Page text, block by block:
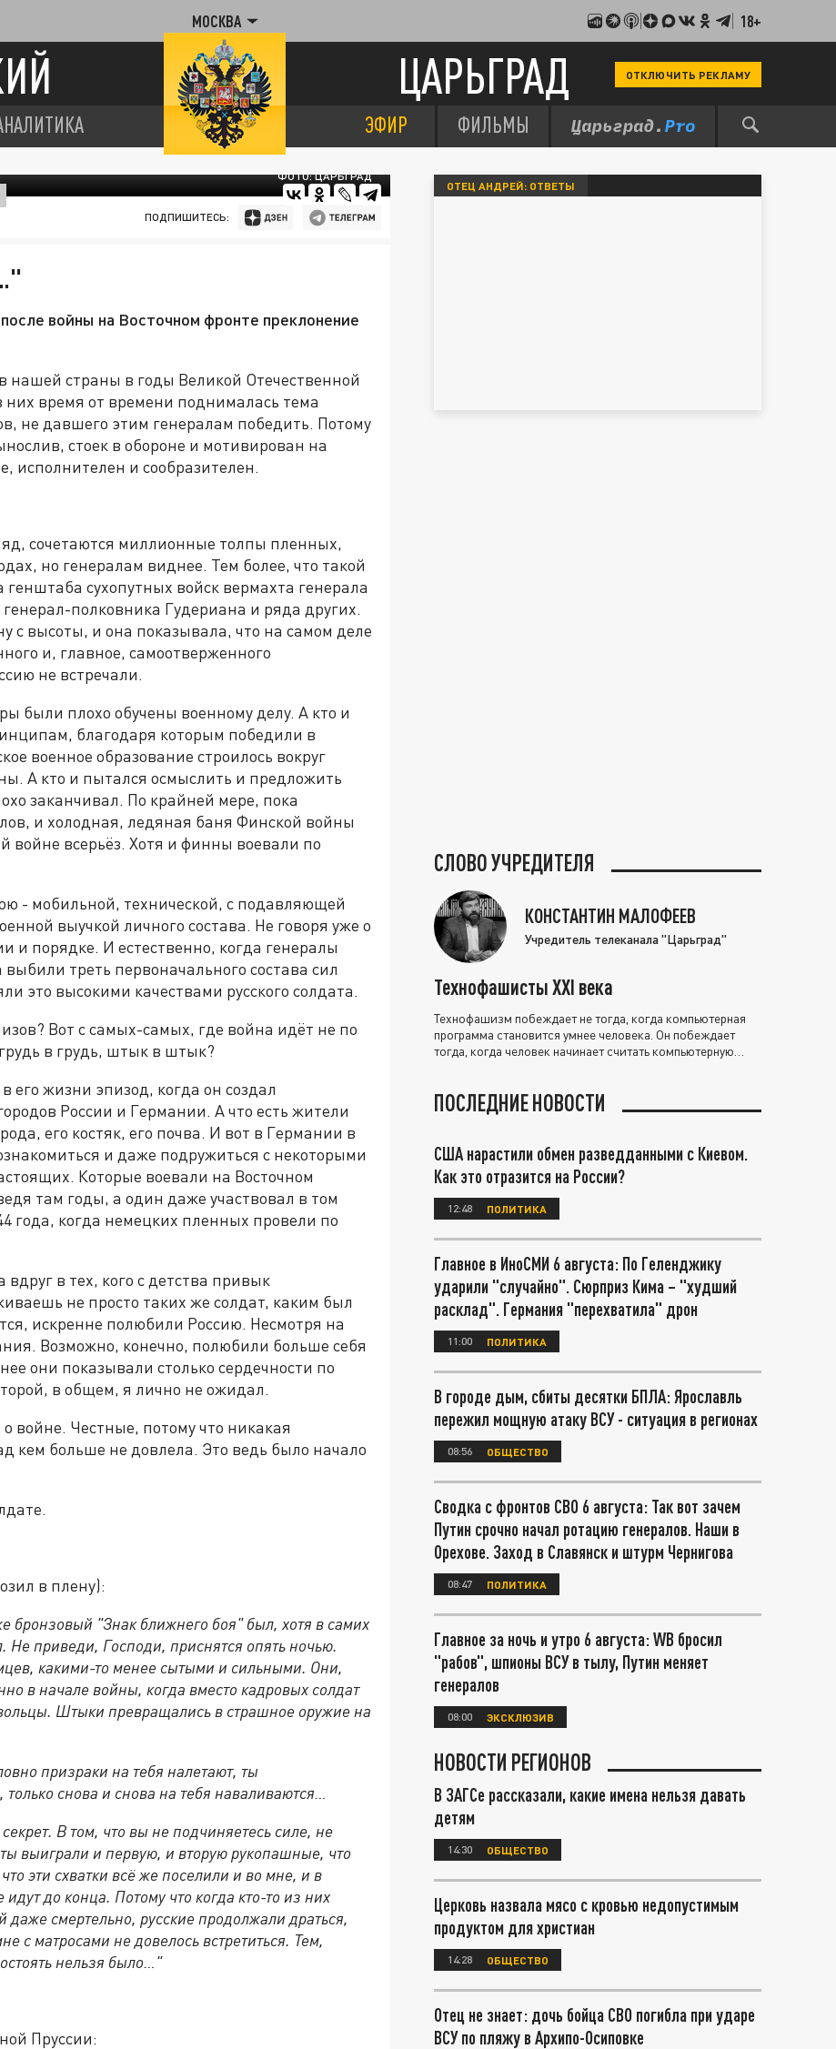
МОСКВА 18+
ЦАРЬГРАД ОТКЛЮЧИТЬ РЕКЛАМУ
ЭФИР ФИЛЬМЫ
ФОТО: ЦАРЬГРАД
ПОДПИШИТЕСЬ:
войны на Восточном фронте преклонение
страны в годы Великой Отечественной
время от времени поднималась тема
не давшего этим генералам победить. Потому
стоек в обороне и мотивирован на
исполнителен и сообразителен.
сочетаются миллионные толпы пленных,
но генералам виднее. Тем более, что такой
сухопутных войск вермахта генерала
полковника Гудериана и ряда других.
с высоты, и она показывала, что на самом деле
и, главное, самоотверженного
не встречали.
были плохо обучены военному делу. А кто и
благодаря которым победили в
военное образование строилось вокруг
А кто и пытался осмыслить и предложить
заканчивал. По крайней мере, пока
и холодная, ледяная баня Финской войны
войне всерьёз. Хотя и финны воевали по
- мобильной, технической, с подавляющей
выучкой личного состава. Не говоря уже о
и порядке. И естественно, когда генералы
треть первоначального состава сил
это высокими качествами русского солдата.
Вот с самых-самых, где война идёт не по
в грудь, штык в штык?
его жизни эпизод, когда он создал
России и Германии. А что есть жители
его костяк, его почва. И вот в Германии в
и даже подружиться с некоторыми
Которые воевали на Восточном
там годы, а один даже участвовал в том
года, когда немецких пленных провели по
в тех, кого с детства привык
не просто таких же солдат, каким был
искренне полюбили Россию. Несмотря на
Возможно, конечно, полюбили больше себя
они показывали столько сердечности по
в общем, я лично не ожидал.
войне. Честные, потому что никакая
кем больше не довлела. Это ведь было начало
в плену):
бронзовый "Знак ближнего боя" был, хотя в самих
Не приведи, Господи, приснятся опять ночью.
какими-то менее сытыми и сильными. Они,
в начале войны, когда вместо кадровых солдат
Штыки превращались в страшное оружие на
призраки на тебя налетают, ты
снова и снова на тебя наваливаются…
В том, что вы не подчиняетесь силе, не
выиграли и первую, и вторую рукопашные, что
эти схватки всё же поселили и во мне, и в
до конца. Потому что когда кто-то из них
смертельно, русские продолжали драться,
с матросами не довелось встретиться. Тем,
нельзя было…"
Пруссии:
ОТЕЦ АНДРЕЙ: ОТВЕТЫ
СЛОВО УЧРЕДИТЕЛЯ
КОНСТАНТИН МАЛОФЕЕВ
Учредитель телеканала "Царьград"
Технофашисты XXI века
Технофашизм побеждает не тогда, когда компьютерная
программа становится умнее человека. Он побеждает
тогда, когда человек начинает считать компьютерную
ПОСЛЕДНИЕ НОВОСТИ
США нарастили обмен разведданными с Киевом.
Как это отразится на России?
12:48 ПОЛИТИКА
Главное в ИноСМИ 6 августа: По Геленджику
ударили "случайно". Сюрприз Кима – "худший
расклад". Германия "перехватила" дрон
11:00 ПОЛИТИКА
В городе дым, сбиты десятки БПЛА: Ярославль
пережил мощную атаку ВСУ - ситуация в регионах
08:56 ОБЩЕСТВО
Сводка с фронтов СВО 6 августа: Так вот зачем
Путин срочно начал ротацию генералов. Наши в
Орехове. Заход в Славянск и штурм Чернигова
08:47 ПОЛИТИКА
Главное за ночь и утро 6 августа: WB бросил
"рабов", шпионы ВСУ в тылу, Путин меняет
генералов
08:00 ЭКСКЛЮЗИВ
НОВОСТИ РЕГИОНОВ
В ЗАГСе рассказали, какие имена нельзя давать
детям
14:30 ОБЩЕСТВО
Церковь назвала мясо с кровью недопустимым
продуктом для христиан
14:28 ОБЩЕСТВО
Отец не знает: дочь бойца СВО погибла при ударе
ВСУ по пляжу в Архипо-Осиповке